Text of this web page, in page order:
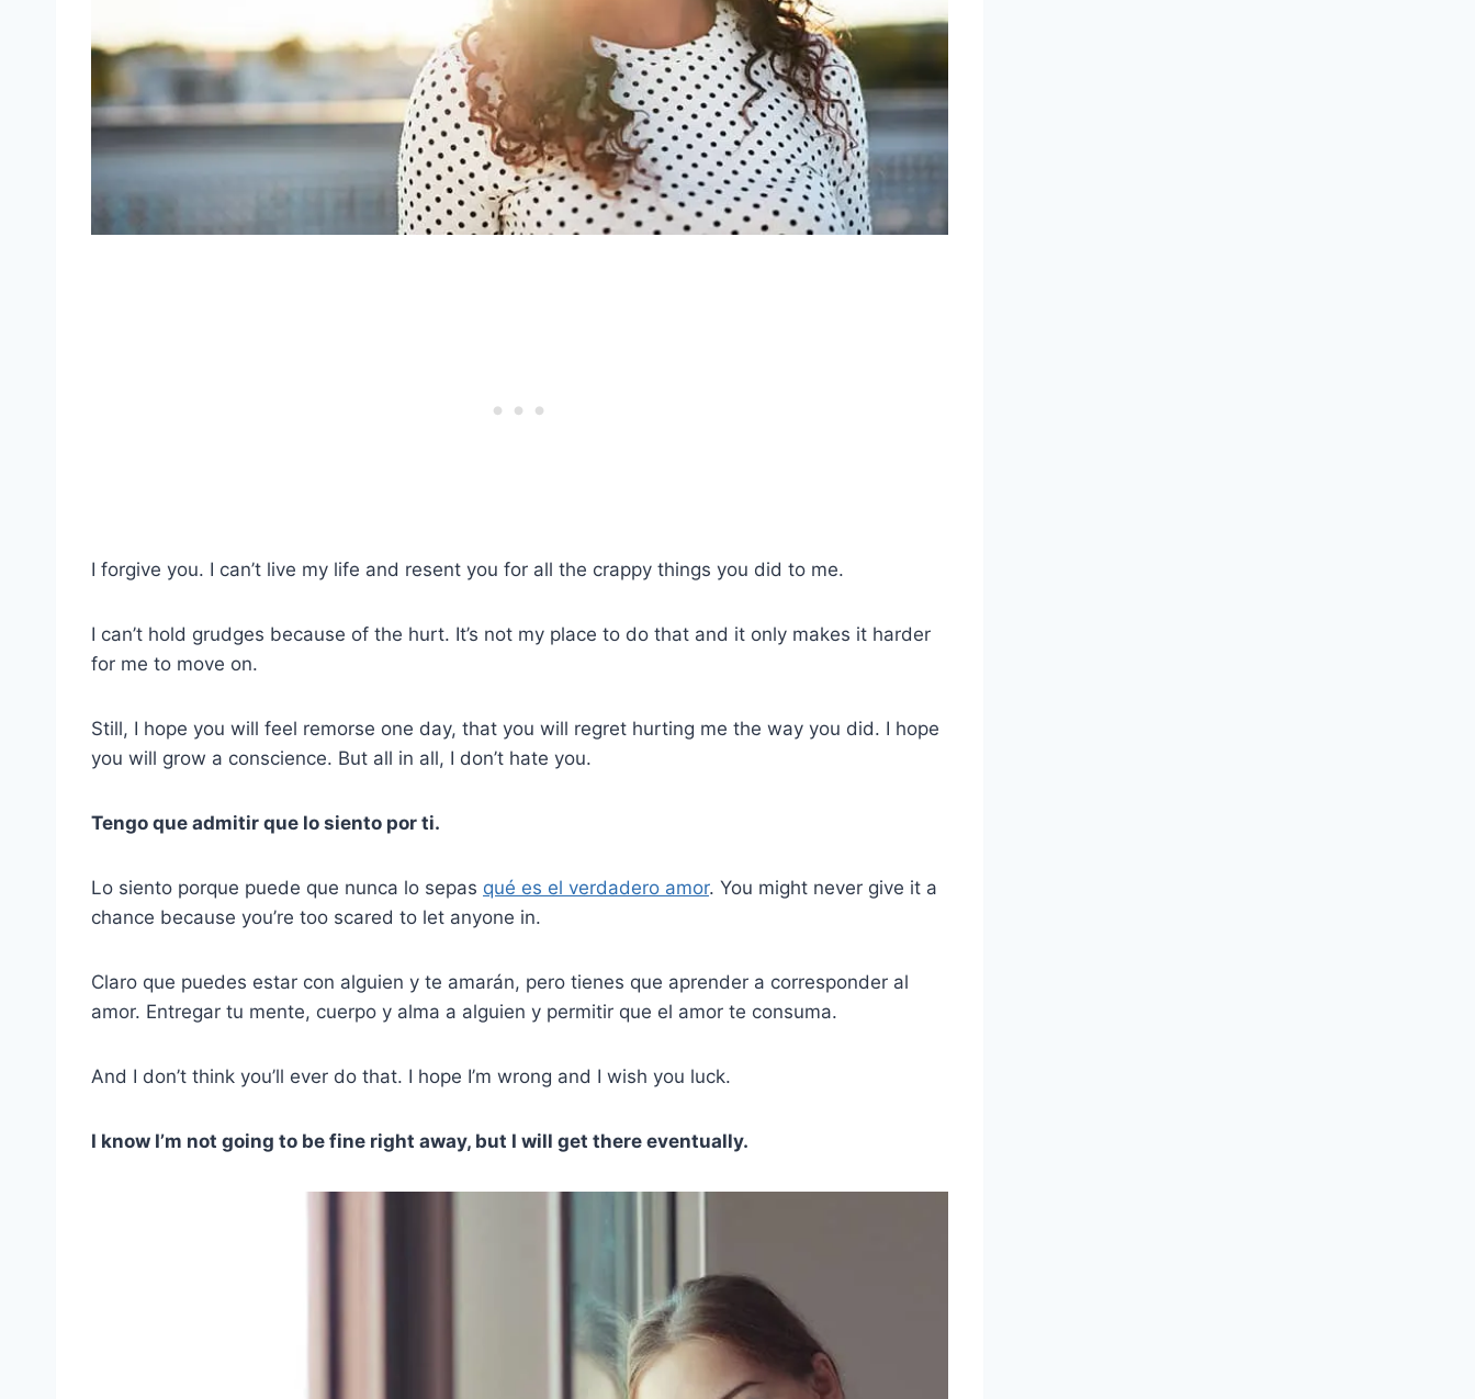
I forgive you. I can’t live my life and resent you for all the crappy things you did to me.
I can’t hold grudges because of the hurt. It’s not my place to do that and it only makes it harder
for me to move on.
Still, I hope you will feel remorse one day, that you will regret hurting me the way you did. I hope
you will grow a conscience. But all in all, I don’t hate you.
Tengo que admitir que lo siento por ti.
Lo siento porque puede que nunca lo sepas qué es el verdadero amor. You might never give it a
chance because you’re too scared to let anyone in.
Claro que puedes estar con alguien y te amarán, pero tienes que aprender a corresponder al
amor. Entregar tu mente, cuerpo y alma a alguien y permitir que el amor te consuma.
And I don’t think you’ll ever do that. I hope I’m wrong and I wish you luck.
I know I’m not going to be fine right away, but I will get there eventually.